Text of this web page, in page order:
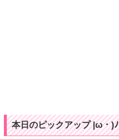
本日のピックアップ |ω・)ﾉ